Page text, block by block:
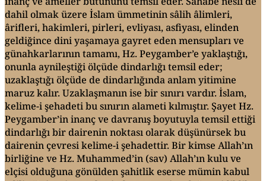
dahil olmak üzere İslam ümmetinin sâlih âlimleri,
ârifleri, hakimleri, pirleri, evliyası, asfiyası, elinden
geldiğince dini yaşamaya gayret eden mensupları ve
günahkarlarının tamamı, Hz. Peygamber’e yaklaştığı,
onunla aynileştiği ölçüde dindarlığı temsil eder;
uzaklaştığı ölçüde de dindarlığında anlam yitimine
maruz kalır. Uzaklaşmanın ise bir sınırı vardır. İslam,
kelime-i şehadeti bu sınırın alameti kılmıştır. Şayet Hz.
Peygamber’in inanç ve davranış boyutuyla temsil ettiği
dindarlığı bir dairenin noktası olarak düşünürsek bu
dairenin çevresi kelime-i şehadettir. Bir kimse Allah’ın
birliğine ve Hz. Muhammed’in (sav) Allah’ın kulu ve
elçisi olduğuna gönülden şahitlik eserse mümin kabul